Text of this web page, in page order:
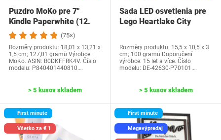
Puzdro MoKo pre 7"
Kindle Paperwhite (12.
generácia-2024) a…
(75×)
Rozměry produktu: 18,01 x 13,21 x
1,5 cm; 127,01 gramů Výrobce:
MoKo. ASIN: B0DKFFRK4V. Číslo
modelu: P840401440810.…
> 5 kusov skladem
Sada LED osvetlenia pre
Lego Heartlake City
Rozměry produktu: 15,5 x 10,5 x 3
cm; 100 gramů Doporučení
výrobce: 15 let a více. Číslo
modelu: DE-42630-P70101.…
> 5 kusov skladem
First minute
Všetko za € 1
First minute
Megavýpredaj